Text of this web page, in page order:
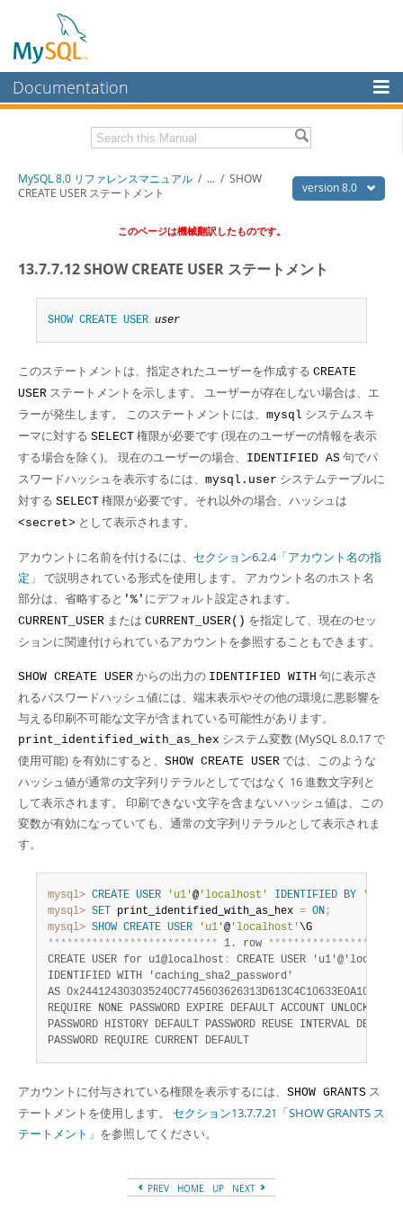
Documentation
MySQL Enterprise
Workbench
More
MySQL.com
Downloads
Developer Zone
Download this Manual version 8.0
MySQL 8.0 リファレンスマニュアル / ... / SHOW
CREATE USER ステートメント
このページは機械翻訳したものです。
13.7.7.12 SHOW CREATE USER ステートメント
SHOW CREATE USER user
このステートメントは、指定されたユーザーを作成する CREATE
USER ステートメントを示します。 ユーザーが存在しない場合は、エ
ラーが発生します。 このステートメントには、 mysql システムスキ
ーマに対する SELECT 権限が必要です (現在のユーザーの情報を表示
する場合を除く)。 現在のユーザーの場合、
IDENTIFIED AS 句でパ
スワードハッシュを表示するには、 mysql.user システムテーブルに
対する SELECT 権限が必要です。それ以外の場合、ハッシュは
<secret> として表示されます。
アカウントに名前を付けるには、 セクション6.2.4「アカウント名の指
定」 で説明されている形式を使用します。 アカウント名のホスト名
部分は、省略すると '%' にデフォルト設定されます。
CURRENT_USER または CURRENT_USER() を指定して、現在のセッ
ションに関連付けられているアカウントを参照することもできます。
SHOW CREATE USER からの出力の IDENTIFIED WITH 句に表示さ
れるパスワードハッシュ値には、端末表示やその他の環境に悪影響を
与える印刷不可能な文字が含まれている可能性があります。
print_identified_with_as_hex システム変数 (MySQL 8.0.17 で
使用可能) を有効にすると、 SHOW CREATE USER では、このような
ハッシュ値が通常の文字列リテラルとしてではなく 16 進数文字列と
して表示されます。 印刷できない文字を含まないハッシュ値は、この
変数が有効になっていても、通常の文字列リテラルとして表示されま
す。
mysql> CREATE USER 'u1'@ 'localhost' IDENTIFIED BY
mysql> SET print_identified_with_as_hex = ON;
mysql> SHOW CREATE USER 'u1'@ 'localhost'
*************************** 1. row ****************
CREATE USER for u1@localhost :
CREATE USER
IDENTIFIED WITH 'caching_sha2_password'
AS
REQUIRE NONE PASSWORD EXPIRE DEFAULT ACCOUNT UNLOCK
PASSWORD HISTORY DEFAULT PASSWORD REUSE INTERVAL DEFAULT
PASSWORD REQUIRE CURRENT DEFAULT
アカウントに付与されている権限を表示するには、 SHOW GRANTS ス
テートメントを使用します。 セクション13.7.7.21「SHOW GRANTS ス
テートメント」 を参照してください。
PREV HOME UP NEXT